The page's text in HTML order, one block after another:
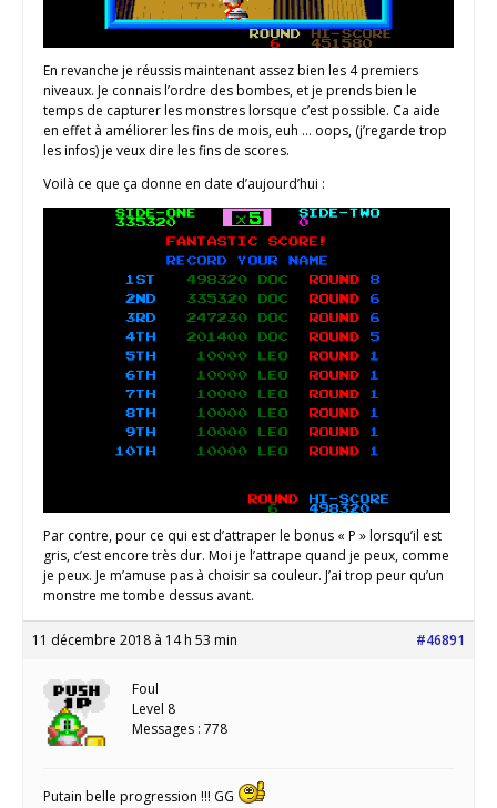
En revanche je réussis maintenant assez bien les 4 premiers
niveaux. Je connais l’ordre des bombes, et je prends bien le
temps de capturer les monstres lorsque c’est possible. Ca aide
en effet à améliorer les fins de mois, euh … oops, (j’regarde trop
les infos) je veux dire les fins de scores.
Voilà ce que ça donne en date d’aujourd’hui :
Par contre, pour ce qui est d’attraper le bonus « P » lorsqu’il est
gris, c’est encore très dur. Moi je l’attrape quand je peux, comme
je peux. Je m’amuse pas à choisir sa couleur. J’ai trop peur qu’un
monstre me tombe dessus avant.
11 décembre 2018 à 14 h 53 min #46891
Foul
Level 8
Messages : 778
Putain belle progression !!! GG